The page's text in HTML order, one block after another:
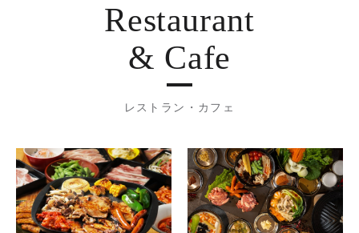
Restaurant
& Cafe
レストラン・カフェ